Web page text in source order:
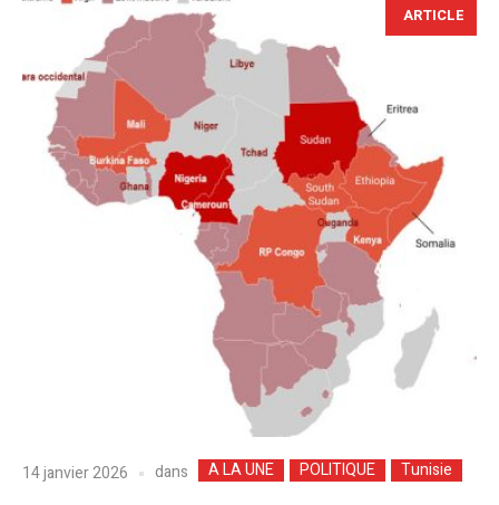
ARTICLE
14 janvier 2026 dans A LA UNE POLITIQUE Tunisie